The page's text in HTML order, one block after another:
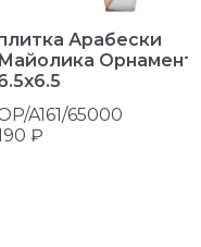
Арабески
Майолика Орнамент
A161/65000
₽